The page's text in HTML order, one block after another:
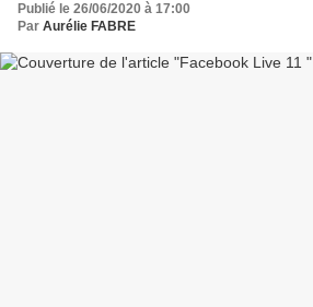
Publié le 26/06/2020 à 17:00
Par Aurélie FABRE